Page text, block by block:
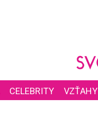
CELEBRITY VZŤAHY